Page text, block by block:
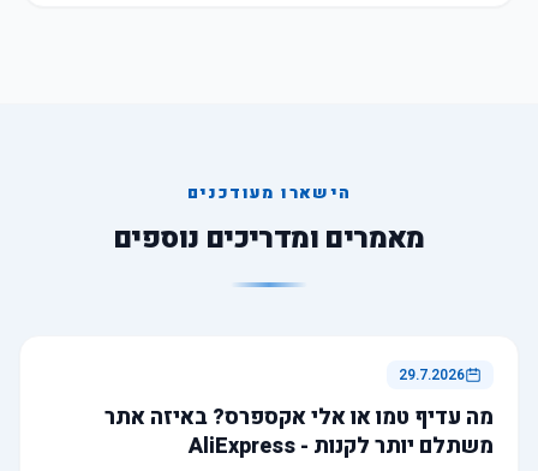
הישארו מעודכנים
מאמרים ומדריכים נוספים
29.7.2026
מה עדיף טמו או אלי אקספרס? באיזה אתר
משתלם יותר לקנות - AliExpress